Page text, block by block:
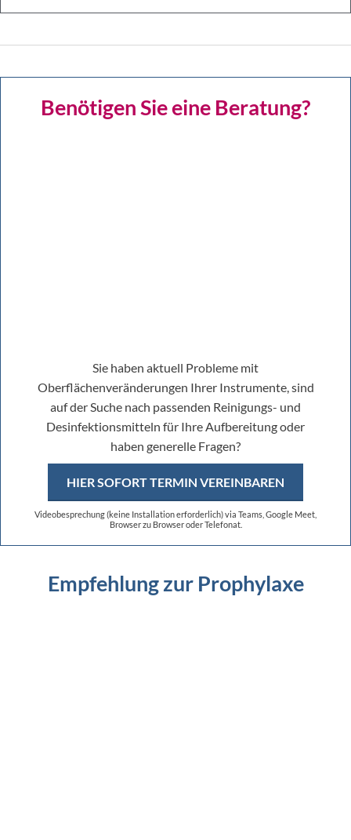
Benötigen Sie eine Beratung?
Sie haben aktuell Probleme mit
Oberflächenveränderungen Ihrer Instrumente, sind
auf der Suche nach passenden Reinigungs- und
Desinfektionsmitteln für Ihre Aufbereitung oder
haben generelle Fragen?
HIER SOFORT TERMIN VEREINBAREN
Videobesprechung (keine Installation erforderlich) via Teams, Google Meet,
Browser zu Browser oder Telefonat.
Empfehlung zur Prophylaxe